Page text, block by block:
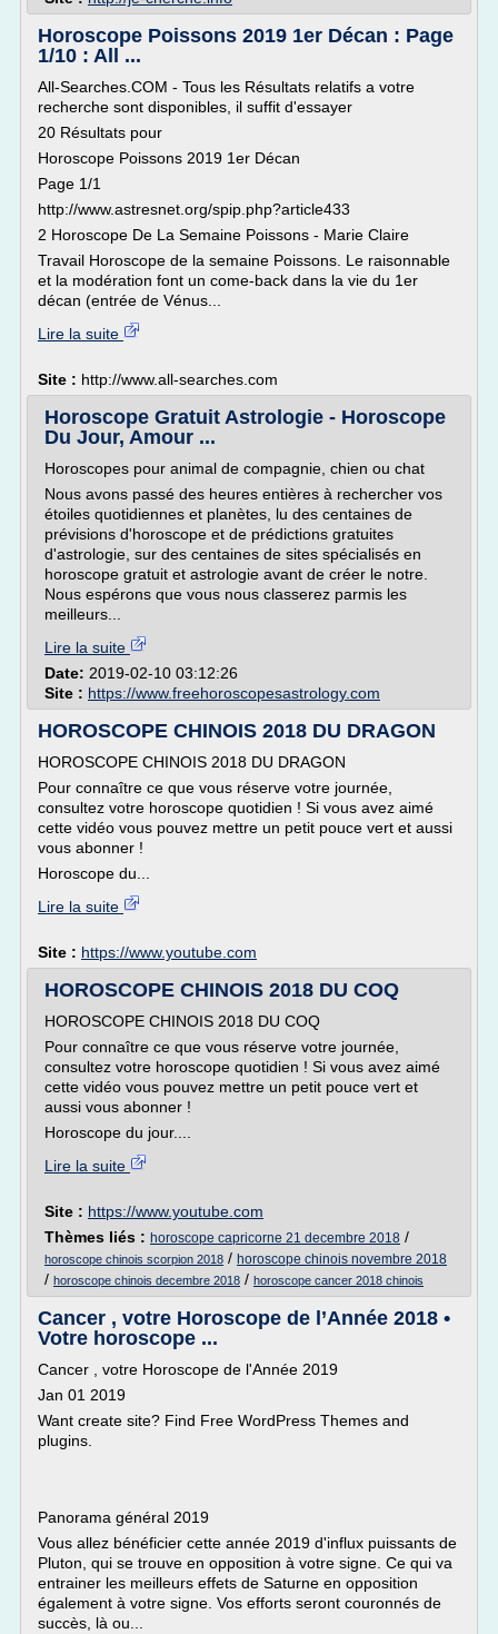
Horoscope Poissons 2019 1er Décan : Page
1/10 : All ...
All-Searches.COM - Tous les Résultats relatifs a votre
recherche sont disponibles, il suffit d'essayer
20 Résultats pour
Horoscope Poissons 2019 1er Décan
Page 1/1
http://www.astresnet.org/spip.php?article433
2 Horoscope De La Semaine Poissons - Marie Claire
Travail Horoscope de la semaine Poissons. Le raisonnable
et la modération font un come-back dans la vie du 1er
décan (entrée de Vénus...
Lire la suite
Site : http://www.all-searches.com
Horoscope Gratuit Astrologie - Horoscope
Du Jour, Amour ...
Horoscopes pour animal de compagnie, chien ou chat
Nous avons passé des heures entières à rechercher vos
étoiles quotidiennes et planètes, lu des centaines de
prévisions d'horoscope et de prédictions gratuites
d'astrologie, sur des centaines de sites spécialisés en
horoscope gratuit et astrologie avant de créer le notre.
Nous espérons que vous nous classerez parmis les
meilleurs...
Lire la suite
Date: 2019-02-10 03:12:26
Site : https://www.freehoroscopesastrology.com
HOROSCOPE CHINOIS 2018 DU DRAGON
HOROSCOPE CHINOIS 2018 DU DRAGON
Pour connaître ce que vous réserve votre journée,
consultez votre horoscope quotidien ! Si vous avez aimé
cette vidéo vous pouvez mettre un petit pouce vert et aussi
vous abonner !
Horoscope du...
Lire la suite
Site : https://www.youtube.com
HOROSCOPE CHINOIS 2018 DU COQ
HOROSCOPE CHINOIS 2018 DU COQ
Pour connaître ce que vous réserve votre journée,
consultez votre horoscope quotidien ! Si vous avez aimé
cette vidéo vous pouvez mettre un petit pouce vert et
aussi vous abonner !
Horoscope du jour....
Lire la suite
Site : https://www.youtube.com
Thèmes liés : horoscope capricorne 21 decembre 2018 /
horoscope chinois scorpion 2018 / horoscope chinois novembre 2018
/ horoscope chinois decembre 2018 / horoscope cancer 2018 chinois
Cancer , votre Horoscope de l’Année 2018 •
Votre horoscope ...
Cancer , votre Horoscope de l'Année 2019
Jan 01 2019
Want create site? Find Free WordPress Themes and
plugins.
Panorama général 2019
Vous allez bénéficier cette année 2019 d'influx puissants de
Pluton, qui se trouve en opposition à votre signe. Ce qui va
entrainer les meilleurs effets de Saturne en opposition
également à votre signe. Vos efforts seront couronnés de
succès, là ou...